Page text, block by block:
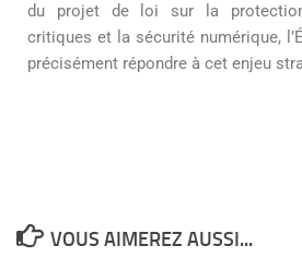
du projet de loi sur la
critiques et la sécurité numérique,
précisément répondre à cet enjeu
VOUS AIMEREZ AUSSI...